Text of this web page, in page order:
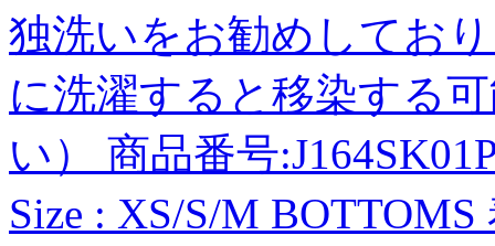
独洗いをお勧めしてお
に洗濯すると移染する
い） 商品番号
Size : XS/S/M